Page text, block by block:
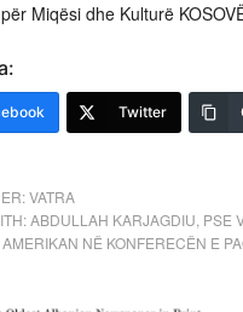
Miqësi dhe Kulturë
Twitter
VATRA
ABDULLAH KARJAGDIU PSE
NË KONFERECËN E